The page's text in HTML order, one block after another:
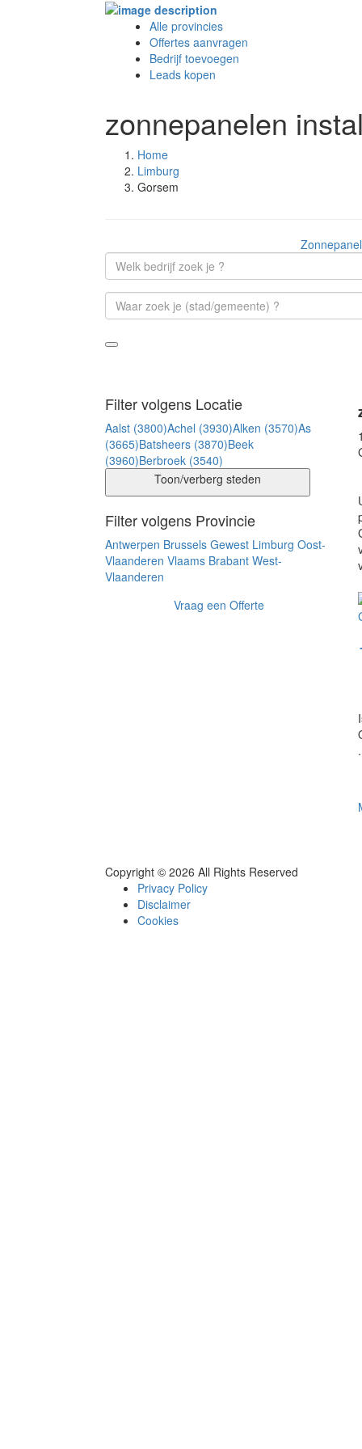
Alle provincies
Offertes aanvragen
Bedrijf toevoegen
Leads kopen
zonnepanelen
Home
Limburg
Gorsem
Filter volgens Locatie
Aalst (3800)Achel (3930)Alken (3570)As
(3665)Batsheers (3870)Beek
(3960)Berbroek (3540)
Toon/verberg steden
Filter volgens Provincie
Antwerpen Brussels Gewest Limburg Oost-
Vlaanderen Vlaams Brabant West-
Vlaanderen
Vraag een Offerte
Copyright © 2026 All Rights Reserved
Privacy Policy
Disclaimer
Cookies